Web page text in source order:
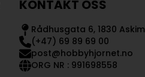
KONTAKT OSS
Rådhusgata 6, 1830 Askim
(+47) 69 89 69 00
post@hobbyhjornet.no
ORG NR : 991698558